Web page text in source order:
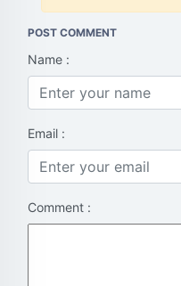
POST COMMENT
Name :
Email :
Comment :